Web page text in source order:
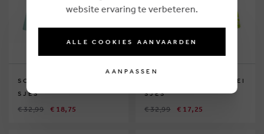
SOMEONE JUNIOR MEI
SJES
€ 32,99 € 18,75
SOMEONE JUNIOR MEI
SJES
€ 32,99 € 17,25
website ervaring te verbeteren.
ALLE COOKIES AANVAARDEN
AANPASSEN